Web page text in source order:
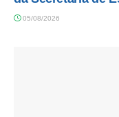
05/08/2026